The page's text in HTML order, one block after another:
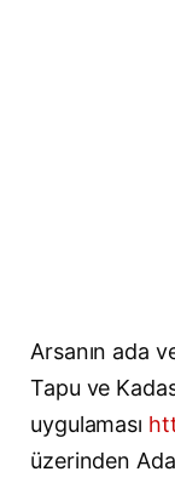
Arsanın ada
Tapu ve
uygulaması
üzerinden